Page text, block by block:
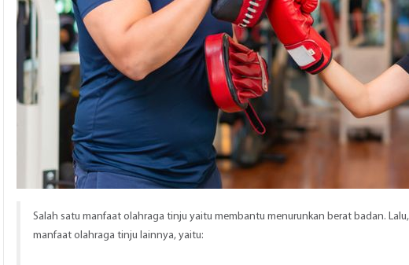
Salah satu manfaat olahraga tinju yaitu membantu menurunkan berat badan.
manfaat olahraga tinju lainnya, yaitu: